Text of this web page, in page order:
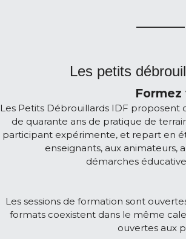
Les petits
Les Petits Débrouillards IDF proposent
de quarante ans de pratique de
participant expérimente, et repart en
enseignants, aux animateurs,
démarches
Les sessions de formation sont
formats coexistent dans le même
ouvertes aux